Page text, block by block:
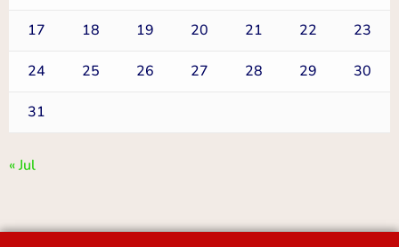
17 18 19 20 21 22 23
24 25 26 27 28 29 30
31
« Jul